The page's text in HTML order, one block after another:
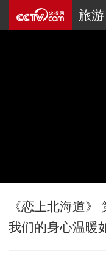
旅游
《恋上北海道
我们的身心温暖